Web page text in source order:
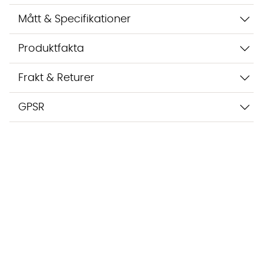
Mått & Specifikationer
Produktfakta
Frakt & Returer
GPSR
Starta chatten